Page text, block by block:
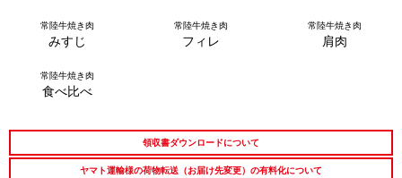
シーン別特集
お中元ギフト
お中元ハムギフ
ト
誕生日ギフト
常陸牛焼き肉
みすじ
常陸牛焼き肉
フィレ
常陸牛焼き肉
肩肉
常陸牛焼き肉
食べ比べ
領収書ダウンロードについて
ヤマト運輸様の荷物転送（お届け先変更）の有料化について